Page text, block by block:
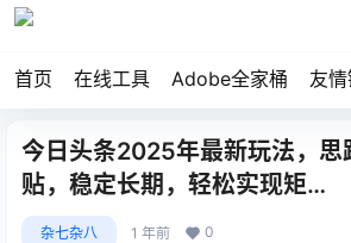
首页 在线工具 Adobe全家桶 友
今日头条2025年最新玩法，思
贴，稳定长期，轻松实现矩…
杂七杂八 1 年前 0